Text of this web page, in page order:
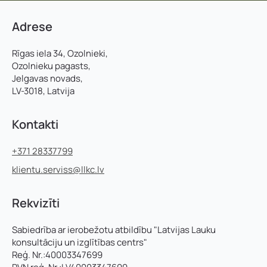
Adrese
Rīgas iela 34, Ozolnieki,
Ozolnieku pagasts,
Jelgavas novads,
LV-3018, Latvija
Kontakti
+371 28337799
klientu.serviss@llkc.lv
Rekvizīti
Sabiedrība ar ierobežotu atbildību "Latvijas Lauku
konsultāciju un izglītības centrs"
Reģ. Nr.:40003347699